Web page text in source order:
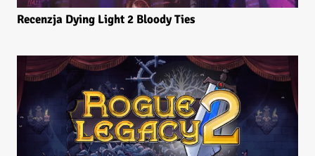
Recenzja Dying Light 2 Bloody Ties